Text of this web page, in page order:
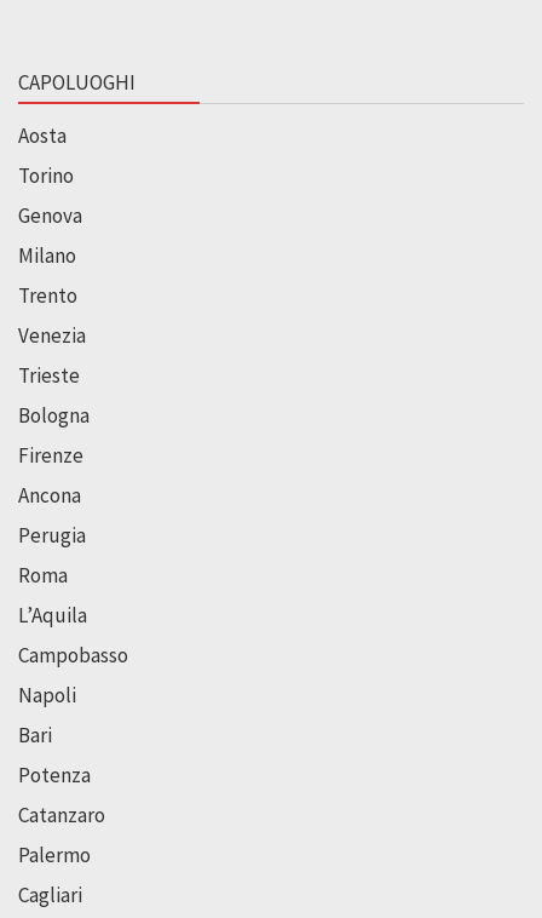
CAPOLUOGHI
Aosta
Torino
Genova
Milano
Trento
Venezia
Trieste
Bologna
Firenze
Ancona
Perugia
Roma
L’Aquila
Campobasso
Napoli
Bari
Potenza
Catanzaro
Palermo
Cagliari